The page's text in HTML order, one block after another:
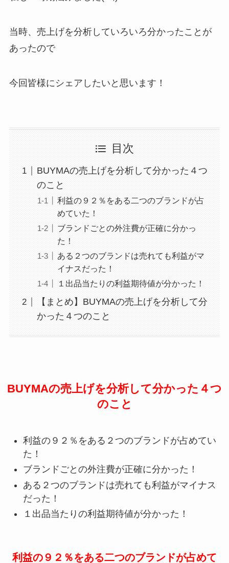
当時、売上げを分析していろいろ分かったことが
あったので
今回皆様にシェアしたいと思います！
目次
BUYMAの売上げを分析して分かった４つ
のこと
利益の９２％をある二つのブランドが占
めていた！
ブランドごとの外注費が正確に分かっ
た！
ある２つのブランドは売れても利益がマ
イナスだった！
１出品当たりの利益期待値が分かった！
【まとめ】BUYMAの売上げを分析して分
かった４つのこと
BUYMAの売上げを分析して分かった４つ
のこと
利益の９２％をある２つのブランドが占めてい
た！
ブランドごとの外注費が正確に分かった！
ある２つのブランドは売れても利益がマイナス
だった！
１出品当たりの利益期待値が分かった！
利益の９２％をある二つのブランドが占めて